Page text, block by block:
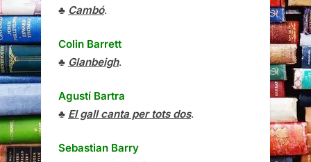
♣ Cambó.
Colin Barrett
♣ Glanbeigh.
Agustí Bartra
♣ El gall canta per tots dos.
Sebastian Barry